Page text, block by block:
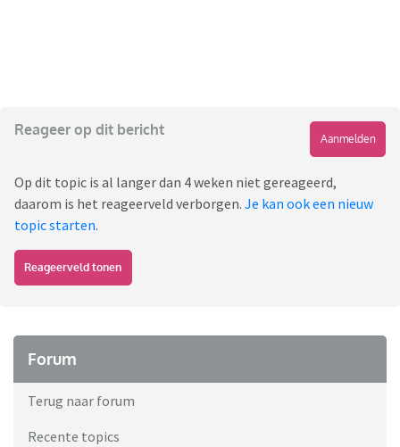
Reageer op dit bericht
Aanmelden
Op dit topic is al langer dan 4 weken niet gereageerd,
daarom is het reageerveld verborgen. Je kan ook een nieuw
topic starten.
Reageerveld tonen
Forum
Terug naar forum
Recente topics